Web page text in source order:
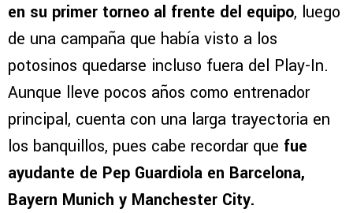
en su primer torneo al frente del equipo, luego
de una campaña que había visto a los
potosinos quedarse incluso fuera del Play-In.
Aunque lleve pocos años como entrenador
principal, cuenta con una larga trayectoria en
los banquillos, pues cabe recordar que fue
ayudante de Pep Guardiola en Barcelona,
Bayern Munich y Manchester City.